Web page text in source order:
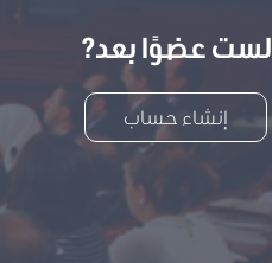
لست عضوًا بعد?
إنشاء حساب